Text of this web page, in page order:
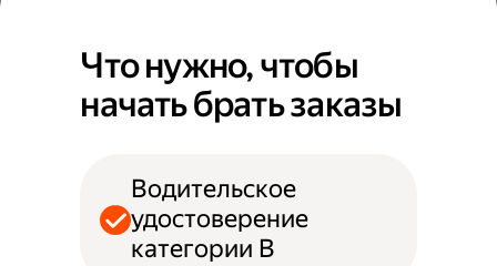
Что нужно, чтобы
начать брать заказы
Водительское
удостоверение
категории B